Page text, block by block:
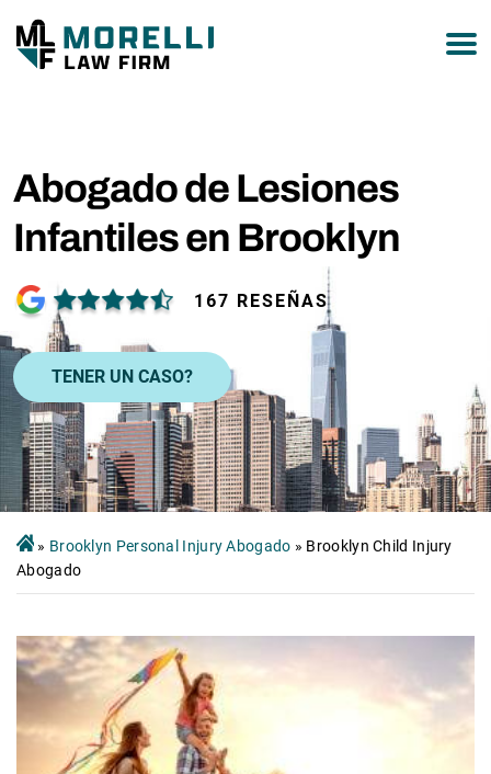
Abogado de Lesiones
Infantiles en Brooklyn
167 RESEÑAS
TENER UN CASO?
» Brooklyn Personal Injury Abogado » Brooklyn Child Injury
Abogado